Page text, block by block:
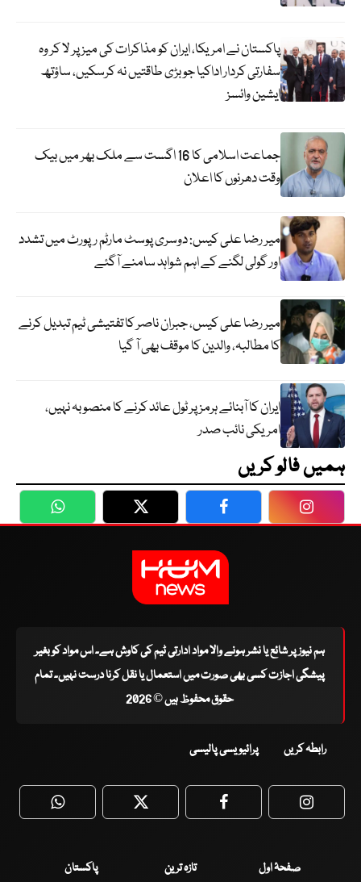
پاکستان نے امریکا، ایران کو مذاکرات کی میز پر لا کر وہ
سفارتی کردار اداکیا جو بڑی طاقتیں نہ کرسکیں، ساؤتھ
ایشین وائسز
جماعت اسلامی کا 16 اگست سے ملک بھر میں بیک
وقت دھرنوں کا اعلان
میر رضا علی کیس: دوسری پوسٹ مارٹم رپورٹ میں تشدد
اور گولی لگنے کے اہم شواہد سامنے آگئے
میر رضا علی کیس، جبران ناصر کا تفتیشی ٹیم تبدیل کرنے
کا مطالبہ، والدین کا موقف بھی آ گیا
ایران کا آبنائے ہرمز پر ٹول عائد کرنے کا منصوبہ نہیں،
امریکی نائب صدر
ہمیں فالو کریں
WhatsApp Twitter Facebook
ہم نیوز پر شائع یا نشر ہونے والا مواد ادارتی ٹیم کی کاوش ہے۔ اس مواد کو بغیر
پیشگی اجازت کسی بھی صورت میں استعمال یا نقل کرنا درست نہیں۔ تمام
حقوق محفوظ ہیں © 2026
رابطہ کریں پرائیویسی پالیسی
WhatsApp Twitter Facebook
صفحۂ اول تازہ ترین پاکستان